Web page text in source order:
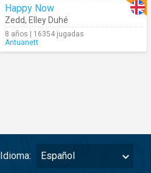
Happy Now
Zedd, Elley Duhé
8 años | 16354 jugadas
Antuanett
Idioma: Español